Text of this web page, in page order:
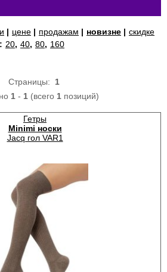
| цене | продажам | новизне | скидке
20, 40, 80, 160
Страницы: 1
1- 1(всего 1позиций)
Гетры
Minimi носки
Jacq гол VAR1